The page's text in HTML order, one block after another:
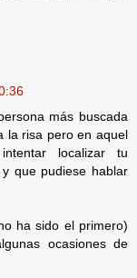
más buscada
la risa pero en aquel
localizar tu
que pudiese hablar
ha sido el primero)
ocasiones de